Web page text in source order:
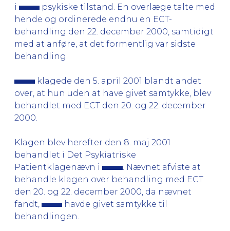
i
psykiske tilstand. En overlæge talte med
hende og ordinerede endnu en ECT-
behandling den 22. december 2000, samtidigt
med at anføre, at det formentlig var sidste
behandling.
klagede den 5. april 2001 blandt andet
over, at hun uden at have givet samtykke, blev
behandlet med ECT den 20. og 22. december
2000.
Klagen blev herefter den 8. maj 2001
behandlet i Det Psykiatriske
Patientklagenævn i
. Nævnet afviste at
behandle klagen over behandling med ECT
den 20. og 22. december 2000, da nævnet
fandt,
havde givet samtykke til
behandlingen.